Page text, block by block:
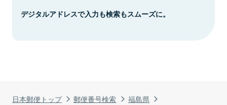
日本郵便トップ 郵便番号検索
福島県
デジタルアドレスで入力も検索もスムーズに。